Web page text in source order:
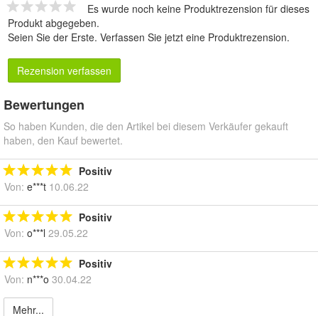
Es wurde noch keine Produktrezension für dieses
Produkt abgegeben.
Seien Sie der Erste. Verfassen Sie jetzt eine Produktrezension.
Rezension verfassen
Bewertungen
So haben Kunden, die den Artikel bei diesem Verkäufer gekauft
haben, den Kauf bewertet.
Positiv
Von: e***t 10.06.22
Positiv
Von: o***l 29.05.22
Positiv
Von: n***o 30.04.22
Mehr...